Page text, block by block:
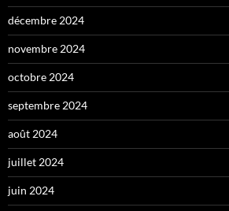
décembre 2024
novembre 2024
octobre 2024
septembre 2024
août 2024
juillet 2024
juin 2024